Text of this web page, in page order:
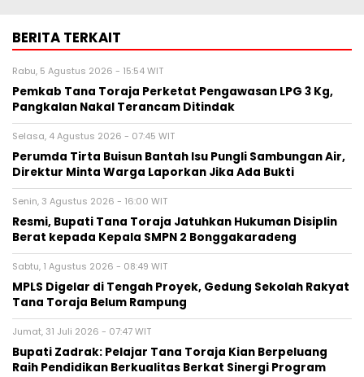
BERITA TERKAIT
Rabu, 5 Agustus 2026 - 15:54 WIT
Pemkab Tana Toraja Perketat Pengawasan LPG 3 Kg,
Pangkalan Nakal Terancam Ditindak
Selasa, 4 Agustus 2026 - 07:45 WIT
Perumda Tirta Buisun Bantah Isu Pungli Sambungan Air,
Direktur Minta Warga Laporkan Jika Ada Bukti
Senin, 3 Agustus 2026 - 16:00 WIT
Resmi, Bupati Tana Toraja Jatuhkan Hukuman Disiplin
Berat kepada Kepala SMPN 2 Bonggakaradeng
Sabtu, 1 Agustus 2026 - 08:49 WIT
MPLS Digelar di Tengah Proyek, Gedung Sekolah Rakyat
Tana Toraja Belum Rampung
Jumat, 31 Juli 2026 - 07:47 WIT
Bupati Zadrak: Pelajar Tana Toraja Kian Berpeluang
Raih Pendidikan Berkualitas Berkat Sinergi Program